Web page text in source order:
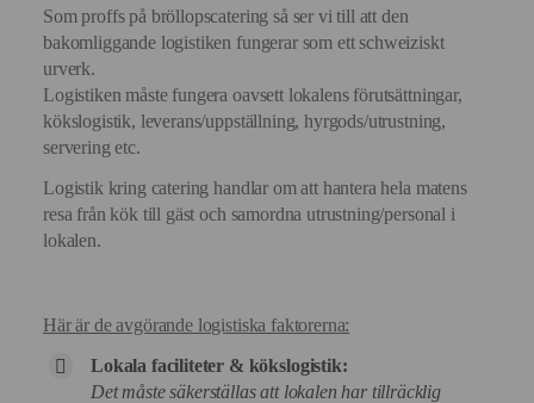
Som proffs på bröllopscatering så ser vi till att den
bakomliggande logistiken fungerar som ett schweiziskt
urverk.
Logistiken måste fungera oavsett lokalens förutsättningar,
kökslogistik, leverans/uppställning, hyrgods/utrustning,
servering etc.
Logistik kring catering handlar om att hantera hela matens
resa från kök till gäst och samordna utrustning/personal i
lokalen.
Här är de avgörande logistiska faktorerna:
Lokala faciliteter & kökslogistik:
Det måste säkerställas att lokalen har tillräcklig